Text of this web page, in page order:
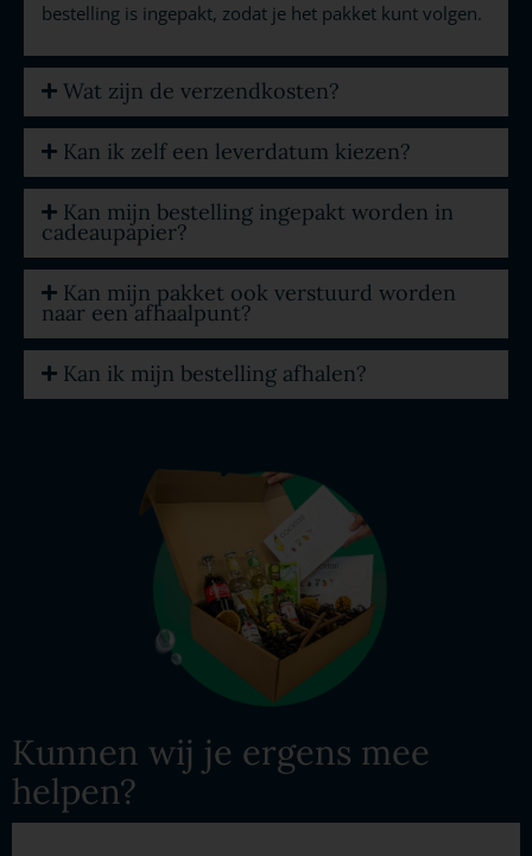
Kunnen wij je ergens mee
helpen?
bestelling is ingepakt, zodat je het pakket kunt volgen.
Wat zijn de verzendkosten?
Kan ik zelf een leverdatum kiezen?
Kan mijn bestelling ingepakt worden in
cadeaupapier?
Kan mijn pakket ook verstuurd worden
naar een afhaalpunt?
Kan ik mijn bestelling afhalen?